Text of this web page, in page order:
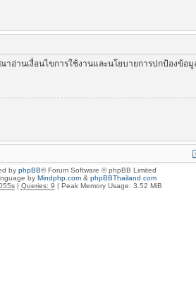
อ่านเงื่อนไขการใช้งานและนโยบายการปกป้องข้
by phpBB® Forum Software © phpBB Limited
by Mindphp.com& phpBBThailand.com
| Queries: 9 | Peak Memory Usage: 3.52 MiB